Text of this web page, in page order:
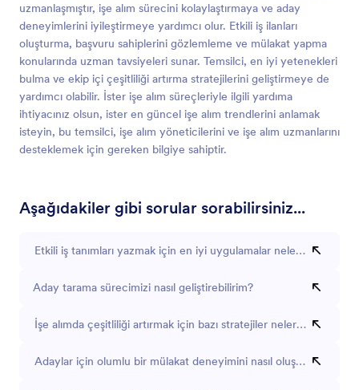
uzmanlaşmıştır, işe alım sürecini kolaylaştırmaya ve aday
deneyimlerini iyileştirmeye yardımcı olur. Etkili iş ilanları
oluşturma, başvuru sahiplerini gözlemleme ve mülakat yapma
konularında uzman tavsiyeleri sunar. Temsilci, en iyi yetenekleri
bulma ve ekip içi çeşitliliği artırma stratejilerini geliştirmeye de
yardımcı olabilir. İster işe alım süreçleriyle ilgili yardıma
ihtiyacınız olsun, ister en güncel işe alım trendlerini anlamak
isteyin, bu temsilci, işe alım yöneticilerini ve işe alım uzmanlarını
desteklemek için gereken bilgiye sahiptir.
Aşağıdakiler gibi sorular sorabilirsiniz...
Etkili iş tanımları yazmak için en iyi uygulamalar nelerdir?
Aday tarama sürecimizi nasıl geliştirebilirim?
İşe alımda çeşitliliği artırmak için bazı stratejiler nelerdir?
Adaylar için olumlu bir mülakat deneyimini nasıl oluşturabilirim?